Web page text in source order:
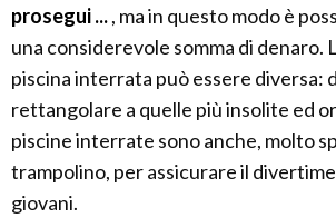
prosegui ..., ma in questo modo è
una considerevole somma di denaro.
piscina interrata può essere diversa:
rettangolare a quelle più insolite ed
piscine interrate sono anche, molto
trampolino, per assicurare il
giovani.